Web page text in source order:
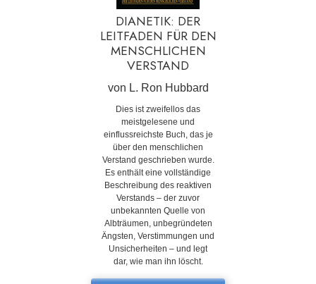
DIANETIK: DER
LEITFADEN FÜR DEN
MENSCHLICHEN
VERSTAND
von L. Ron Hubbard
Dies ist zweifellos das
meistgelesene und
einflussreichste Buch, das je
über den menschlichen
Verstand geschrieben wurde.
Es enthält eine vollständige
Beschreibung des reaktiven
Verstands – der zuvor
unbekannten Quelle von
Albträumen, unbegründeten
Ängsten, Verstimmungen und
Unsicherheiten – und legt
dar, wie man ihn löscht.